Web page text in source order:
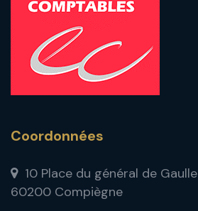
Coordonnées
10 Place du général de Gaulle
60200 Compiègne